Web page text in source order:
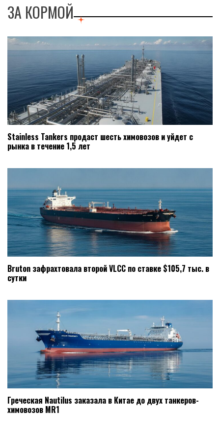
ЗА КОРМОЙ
Stainless Tankers продаст шесть химовозов и уйдет с
рынка в течение 1,5 лет
Bruton зафрахтовала второй VLCC по ставке $105,7 тыс. в
сутки
Греческая Nautilus заказала в Китае до двух танкеров-
химовозов MR1